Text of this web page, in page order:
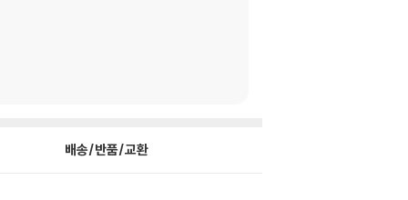
배송/반품/교환